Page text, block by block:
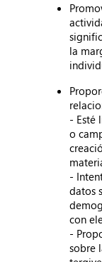
la
- Esté
o
-
datos
con
-
sobre